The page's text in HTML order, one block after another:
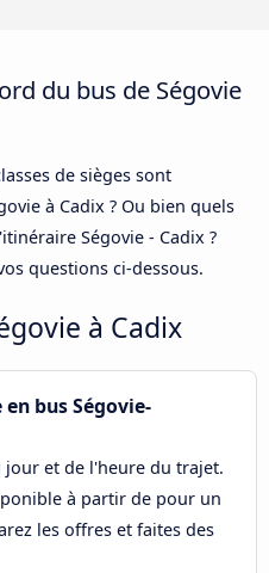
du bus de Ségovie
de sièges sont
à Cadix ? Ou bien quels
Ségovie - Cadix ?
questions ci-dessous.
à Cadix
bus Ségovie-
jour et de l'heure du trajet.
à partir de pour un
les offres et faites des